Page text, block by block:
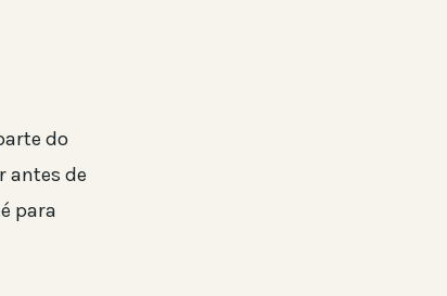
do
antes de
para